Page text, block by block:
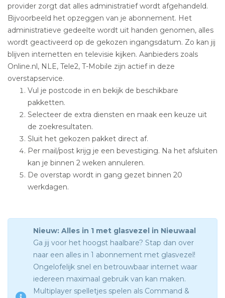
provider zorgt dat alles administratief wordt afgehandeld.
Bijvoorbeeld het opzeggen van je abonnement. Het
administratieve gedeelte wordt uit handen genomen, alles
wordt geactiveerd op de gekozen ingangsdatum. Zo kan jij
blijven internetten en televisie kijken. Aanbieders zoals
Online.nl, NLE, Tele2, T-Mobile zijn actief in deze
overstapservice.
Vul je postcode in en bekijk de beschikbare
pakketten.
Selecteer de extra diensten en maak een keuze uit
de zoekresultaten.
Sluit het gekozen pakket direct af.
Per mail/post krijg je een bevestiging. Na het afsluiten
kan je binnen 2 weken annuleren.
De overstap wordt in gang gezet binnen 20
werkdagen.
Nieuw: Alles in 1 met glasvezel in Nieuwaal
Ga jij voor het hoogst haalbare? Stap dan over
naar een alles in 1 abonnement met glasvezel!
Ongelofelijk snel en betrouwbaar internet waar
iedereen maximaal gebruik van kan maken.
Multiplayer spelletjes spelen als Command &